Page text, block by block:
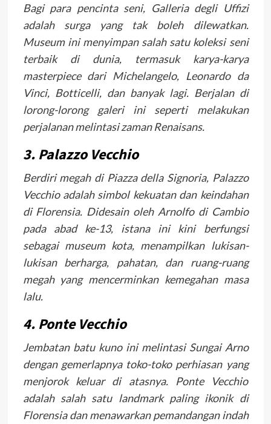
Bagi para pencinta seni, Galleria degli Uffizi
adalah surga yang tak boleh dilewatkan.
Museum ini menyimpan salah satu koleksi seni
terbaik di dunia, termasuk karya-karya
masterpiece dari Michelangelo, Leonardo da
Vinci, Botticelli, dan banyak lagi. Berjalan di
lorong-lorong galeri ini seperti melakukan
perjalanan melintasi zaman Renaisans.
3. Palazzo Vecchio
Berdiri megah di Piazza della Signoria, Palazzo
Vecchio adalah simbol kekuatan dan keindahan
di Florensia. Didesain oleh Arnolfo di Cambio
pada abad ke-13, istana ini kini berfungsi
sebagai museum kota, menampilkan lukisan-
lukisan berharga, pahatan, dan ruang-ruang
megah yang mencerminkan kemegahan masa
lalu.
4. Ponte Vecchio
Jembatan batu kuno ini melintasi Sungai Arno
dengan gemerlapnya toko-toko perhiasan yang
menjorok keluar di atasnya. Ponte Vecchio
adalah salah satu landmark paling ikonik di
Florensia dan menawarkan pemandangan indah